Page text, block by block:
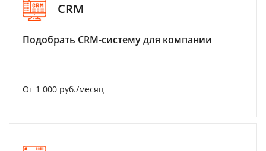
CRM
Подобрать CRM-систему для компании
От 1 000 руб./месяц